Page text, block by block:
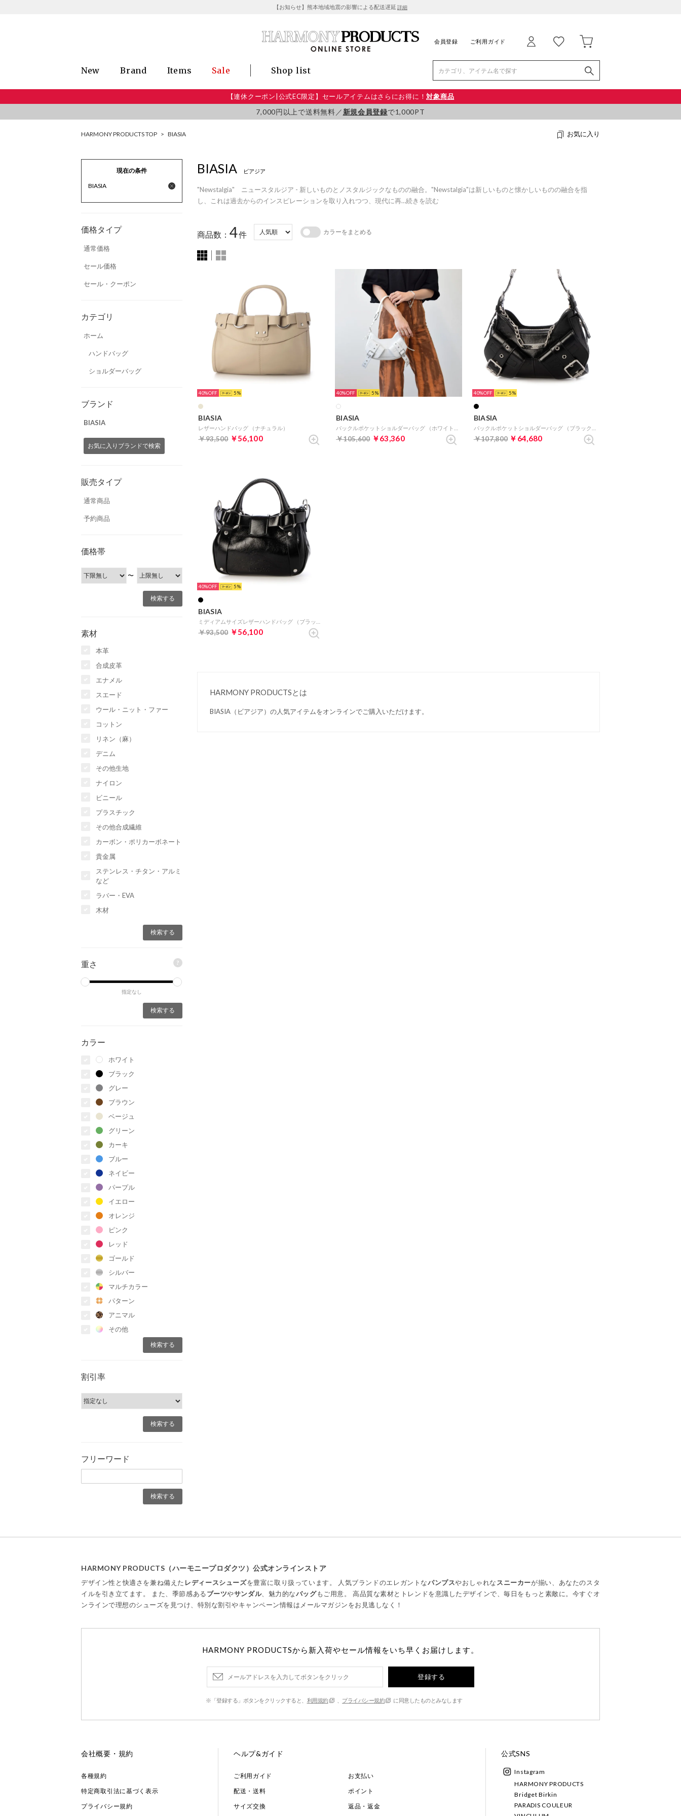
【お知らせ】熊本地域地震の影響による配送遅延 詳細
会員登録 ご利用ガイド
New Brand Items Sale Shop list
【連休クーポン|公式EC限定】セールアイテムはさらにお得に！対象商品
7,000円以上で送料無料／ 新規会員登録で1,000PT
HARMONY PRODUCTS TOP > BIASIA お気に入り
現在の条件
BIASIA
価格タイプ
通常価格
セール価格
セール・クーポン
カテゴリ
ホーム
ハンドバッグ
ショルダーバッグ
ブランド
BIASIA
お気に入りブランドで検索
販売タイプ
通常商品
予約商品
価格帯
〜
素材
本革
合成皮革
エナメル
スエード
ウール・ニット・ファー
コットン
リネン（麻）
デニム
その他生地
ナイロン
ビニール
プラスチック
その他合成繊維
カーボン・ポリカーボネート
貴金属
ステンレス・チタン・アルミ
など
ラバー・EVA
木材
重さ ?
指定なし
カラー
ホワイト
ブラック
グレー
ブラウン
ベージュ
グリーン
カーキ
ブルー
ネイビー
パープル
イエロー
オレンジ
ピンク
レッド
ゴールド
シルバー
マルチカラー
パターン
アニマル
その他
割引率
フリーワード
BIASIA ビアジア
"Newstalgia" ニュースタルジア - 新しいものとノスタルジックなものの融合。"Newstalgia"は新しいものと懐かしいものの融合を指
し、これは過去からのインスピレーションを取り入れつつ、現代に再…続きを読む
商品数： 4件 カラーをまとめる
40% 5
BIASIA
レザーハンドバッグ （ナチュラル）
￥93,500 ￥56,100
40% 5
BIASIA
￥105,600 ￥63,360
40% 5
BIASIA
￥107,800 ￥64,680
40% 5
BIASIA
￥93,500 ￥56,100
HARMONY PRODUCTSとは
BIASIA（ビアジア）の人気アイテムをオンラインでご購入いただけます。
HARMONY PRODUCTS（ハーモニープロダクツ）公式オンラインストア
デザイン性と快適さを兼ね備えた レディースシューズを豊富に取り扱っています。 人気ブランドのエレガントなパンプスやおしゃれな スニーカーが揃い、あなたのスタ
イルを引き立てます。 また、季節感あるブーツやサンダル、魅力的なバッグもご用意。 高品質な素材とトレンドを意識したデザインで、毎日をもっと素敵に。今すぐオ
ンラインで理想のシューズを見つけ、特別な割引やキャンペーン情報はメールマガジンをお見逃しなく！
HARMONY PRODUCTSから新入荷やセール情報をいち早くお届けします。
登録する
※「登録する」ボタンをクリックすると、 利用規約 プライバシー規約 に同意したものとみなします
会社概要・規約
各種規約
特定商取引法に基づく表示
プライバシー規約
ヘルプ&ガイド
ご利用ガイド
お支払い
配送・送料
ポイント
サイズ交換
返品・返金
公式SNS
Instagram
HARMONY PRODUCTS
Bridget Birkin
PARADIS COULEUR